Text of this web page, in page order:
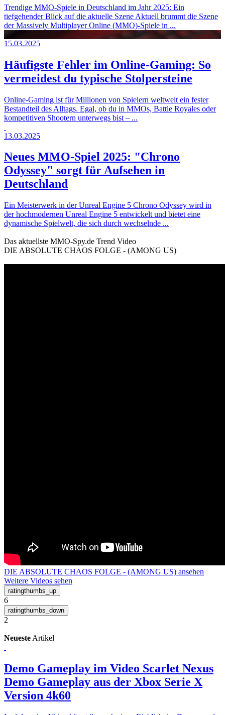
Trendige MMO-Spiele in Deutschland im Jahr 2025: Ein
tiefgehender Blick auf die aktuelle Szene Aktuell brummt die Szene
der Massively Multiplayer Online (MMO)-Spiele in ...
15.03.2025
Häufigste Fehler im Online-Gaming: So
vermeidest du typische Stolpersteine
Online-Gaming ist für Millionen von Spielern weltweit ein fester
Bestandteil des Alltags. Egal, ob du in MMOs, Battle Royales oder
kompetitiven Shootern unterwegs bist – ...
13.03.2025
Neues MMO-Spiel 2025: "Chrono
Odyssey" sorgt für Aufsehen in
Deutschland
Ein Meisterwerk in der Unreal Engine 5 Chrono Odyssey wird in
der hochmodernen Unreal Engine 5 entwickelt und bietet eine
dynamische Spielwelt, die sich durch wechselnde ...
Das aktuellste MMO-Spy.de Trend Video
DIE ABSOLUTE CHAOS FOLGE - (AMONG US)
DIE ABSOLUTE CHAOS FOLGE - (AMONG US) ansehen
Weitere Videos sehen
6
2
Neueste Artikel
Demo Gameplay im Video Scarlet Nexus
Demo Gameplay aus der Xbox Serie X
Version 4k60